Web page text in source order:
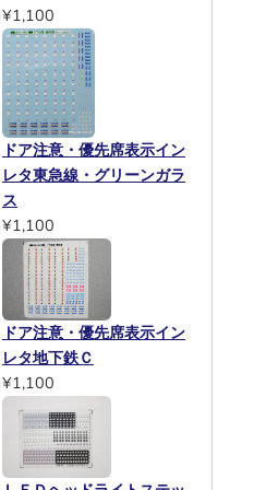
¥1,100
ドア注意・優先席表示イン
レタ東急線・グリーンガラ
ス
¥1,100
ドア注意・優先席表示イン
レタ地下鉄Ｃ
¥1,100